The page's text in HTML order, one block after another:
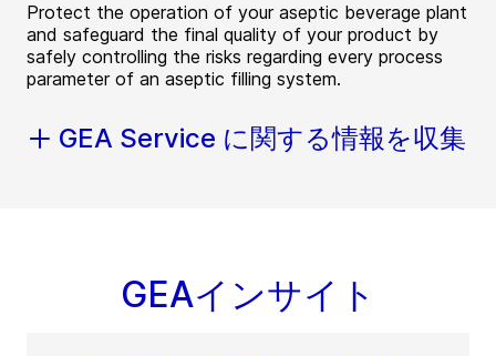
Protect the operation of your aseptic beverage plant
and safeguard the final quality of your product by
safely controlling the risks regarding every process
parameter of an aseptic filling system.
GEA Service に関する情報を収集
GEAインサイト